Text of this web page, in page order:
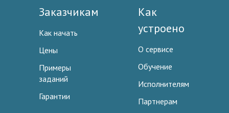
Заказчикам
Как начать
Цены
Примеры
заданий
Гарантии
Как
устроено
О сервисе
Обучение
Исполнителям
Партнерам